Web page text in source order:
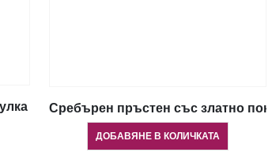
с опалови камъни, среден размер
Сребърен пръстен със златно
ДОБАВЯНЕ В КОЛИЧКАТА